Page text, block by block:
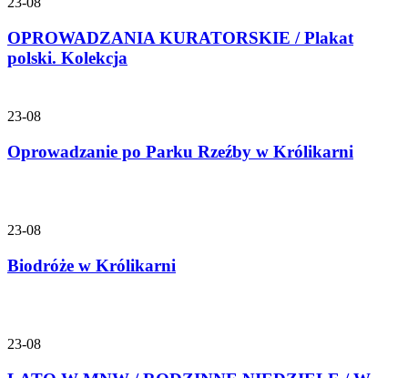
OPROWADZANIA KURATORSKIE / Plakat
polski. Kolekcja
23-08
Oprowadzanie po Parku Rzeźby w Królikarni
23-08
Biodróże w Królikarni
23-08